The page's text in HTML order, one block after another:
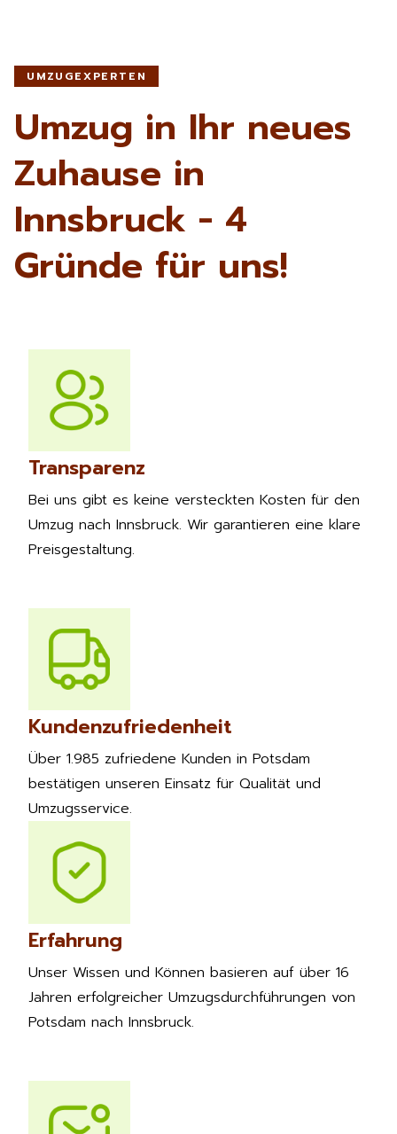
UMZUGEXPERTEN
Umzug in Ihr neues
Zuhause in
Innsbruck - 4
Gründe für uns!
Erfahrung
Unser Wissen und Können basieren auf über 16
Jahren erfolgreicher Umzugsdurchführungen von
Potsdam nach Innsbruck.
Transparenz
Bei uns gibt es keine versteckten Kosten für den
Umzug nach Innsbruck. Wir garantieren eine klare
Preisgestaltung.
Kundenzufriedenheit
Über 1.985 zufriedene Kunden in Potsdam
bestätigen unseren Einsatz für Qualität und
Umzugsservice.